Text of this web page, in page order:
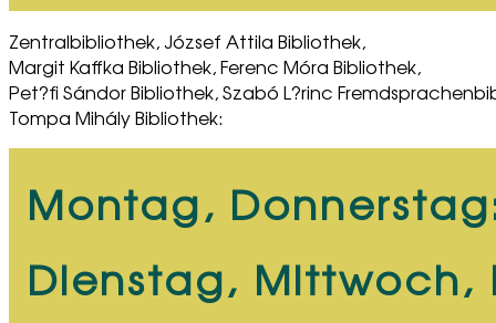
Zentralbibliothek, József Attila Bibliothek,
Margit Kaffka Bibliothek, Ferenc Móra Bibliothek,
Pet?fi Sándor Bibliothek, Szabó L?rinc
Tompa Mihály Bibliothek:
Montag,
Dienstag,